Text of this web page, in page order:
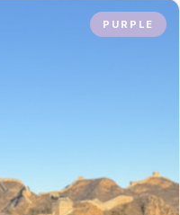
PURPLE